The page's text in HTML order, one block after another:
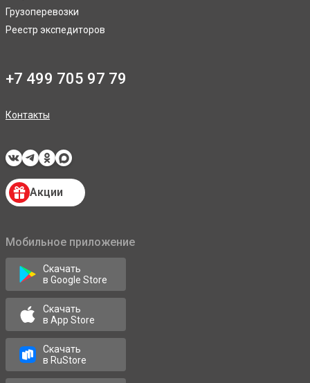
Грузоперевозки
Реестр экспедиторов
+7 499 705 97 79
Контакты
Акции
Мобильное приложение
Скачать
в Google Store
Скачать
в App Store
Скачать
в RuStore